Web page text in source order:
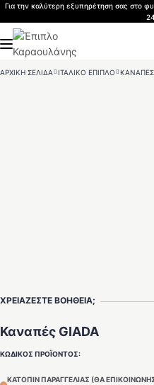
Skip
to
content
Για την καλύτερη εξυπηρέτηση σας στο
ΑΡΧΙΚΉ ΣΕΛΊΔΑ>ΙΤΑΛΙΚΟ ΕΠΙΠΛΟ>ΚΑΝΑΠΈΣ
ΧΡΕΙΑΖΕΣΤΕ ΒΟΗΘΕΙΑ;
Καναπές GIADA
ΚΩΔΙΚΌΣ ΠΡΟΪΌΝΤΟΣ:
ΚΑΤΌΠΙΝ ΠΑΡΑΓΓΕΛΊΑΣ (ΘΑ